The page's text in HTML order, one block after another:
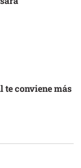
te conviene más